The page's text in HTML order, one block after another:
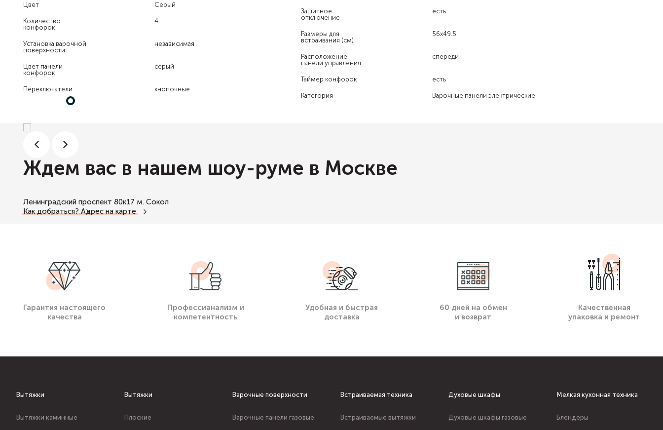
Цвет Серый
Количество
конфорок
4
Установка варочной
поверхности
независимая
Цвет панели
конфорок
серый
Переключатели кнопочные
Защитное
отключение
есть
Размеры для
встраивания (см)
56x49.5
Расположение
панели управления
спереди
Таймер конфорок есть
Категория Варочные панели электрические
Ждем вас в нашем шоу-руме в Москве
Ленинградский проспект 80к17 м. Сокол
Как добраться? Адрес на карте
Гарантия настоящего
качества
Профессианализм и
компетентность
Удобная и быстрая
доставка
60 дней на обмен
и возврат
Качественная
упаковка и ремонт
Вытяжки
Вытяжки каминные
Вытяжки
Плоские
Варочные поверхности
Варочные панели газовые
Встраиваемая техника
Встраиваемые вытяжки
Духовые шкафы
Духовые шкафы газовые
Мелкая кухонная техника
Блендеры